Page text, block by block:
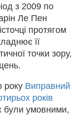
з 2009 по
Ле Пен
протягом
її
точки зору,
року Виправний
років
були умовними,